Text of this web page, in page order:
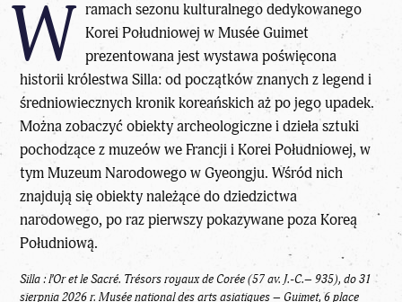
W ramach sezonu kulturalnego dedykowanego
Korei Południowej w Musée Guimet
prezentowana jest wystawa poświęcona
historii królestwa Silla: od początków znanych z legend i
średniowiecznych kronik koreańskich aż po jego upadek.
Można zobaczyć obiekty archeologiczne i dzieła sztuki
pochodzące z muzeów we Francji i Korei Południowej, w
tym Muzeum Narodowego w Gyeongju. Wśród nich
znajdują się obiekty należące do dziedzictwa
narodowego, po raz pierwszy pokazywane poza Koreą
Południową.
Silla : l’Or et le Sacré. Trésors royaux de Corée (57 av. J.-C.– 935), do 31
sierpnia 2026 r. Musée national des arts asiatiques – Guimet, 6 place